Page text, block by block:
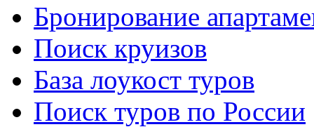
Бронирование
Поиск круизов
База лоукост туров
Поиск туров по России